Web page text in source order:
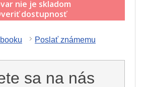
nie je skladom
dostupnosť
Poslať známemu
sa na nás